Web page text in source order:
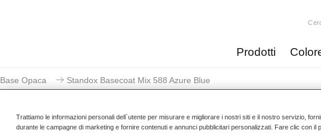
Prodotti
Base Opaca Standox Basecoat Mix 588 Azure Blue
Trattiamo le informazioni personali dell`utente per misurare e migliorare i nostri siti e il nostro servizio,
durante le campagne di marketing e fornire contenuti e annunci pubblicitari personalizzati. Fare clic con il